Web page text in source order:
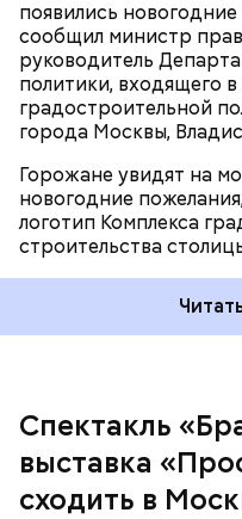
появились
сообщил министр
руководитель
политики, входящего в
градостроительной
города Москвы,
Горожане увидят на
новогодние
логотип Комплекса
строительства
созданием
слова Овчинского
градостроительной
Спектакль
выставка
сходить в
Музей-заповедник
Хлебный дом на
хора Федерации
Гости услышат
новогоднюю
посвященную